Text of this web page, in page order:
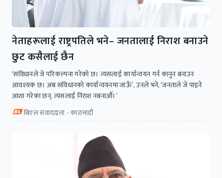
नेताहरूलाई राष्ट्रपतिले भने– जनतालाई निराश बनाउने
छुट कसैलाई छैन
‘संविधानले जे परिकल्पना गरेको छ। त्यसलाई कार्यान्वयन गर्न कानुन बनाउन
आवश्यक छ। अब संविधानको कार्यान्वयनमा जाऊँ’, उनले भने, ‘जनताले जे पाइने
आशा गरेका छन्, त्यसलाई निराश नबनाऔँ।’
बिएल संवाददाता - काठमाडौं